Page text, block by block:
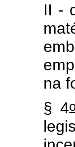
II -
na
§ 4